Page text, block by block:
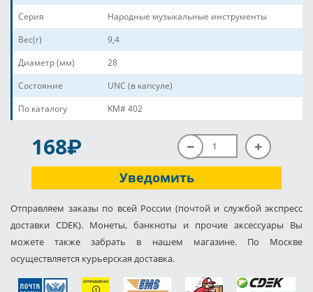
Серия
Народные музыкальные инструменты
Вес(г)
9,4
Диаметр (мм)
28
Состояние
UNC (в капсуле)
По каталогу
KM# 402
168P
Уведомить
Отправляем заказы по всей России (почтой и службой экспресс
доставки CDEK). Монеты, банкноты и прочие аксессуары Вы
можете также забрать в нашем магазине. По Москве
осуществляется курьерская доставка.